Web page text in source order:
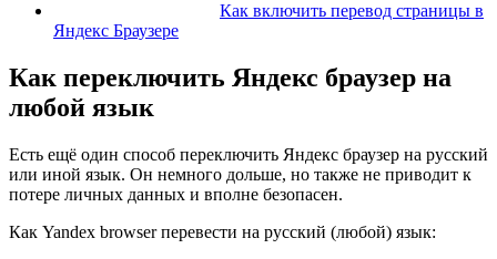
Как включить перевод страницы в
Яндекс Браузере
Как переключить Яндекс браузер на
любой язык
Есть ещё один способ переключить Яндекс браузер на русский
или иной язык. Он немного дольше, но также не приводит к
потере личных данных и вполне безопасен.
Как Yandex browser перевести на русский (любой) язык: